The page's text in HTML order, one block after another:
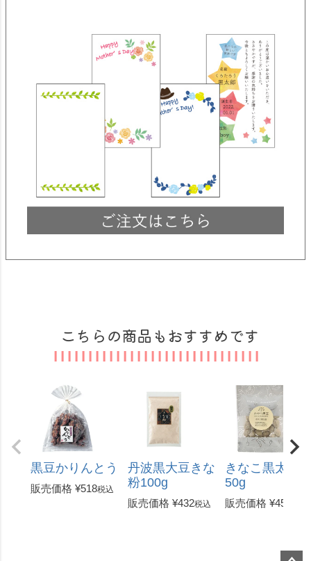
こちらの商品もおすすめです
黒豆かりんとう
販売価格 ¥518税込
丹波黒大豆きな
粉100g
販売価格 ¥432税込
きなこ黒太郎
50g
販売価格 ¥453